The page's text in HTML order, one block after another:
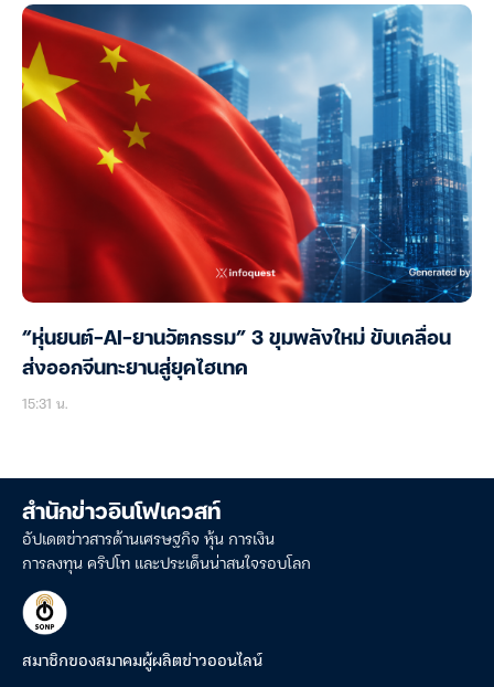
“หุ่นยนต์-AI-ยานวัตกรรม” 3 ขุมพลังใหม่ ขับเคลื่อน
ส่งออกจีนทะยานสู่ยุคไฮเทค
15:31 น.
สำนักข่าวอินโฟเควสท์
อัปเดตข่าวสารด้านเศรษฐกิจ หุ้น การเงิน
การลงทุน คริปโท และประเด็นน่าสนใจรอบโลก
สมาชิกของสมาคมผู้ผลิตข่าวออนไลน์